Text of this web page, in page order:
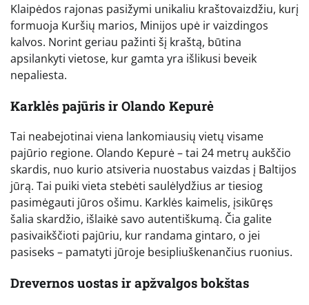
Klaipėdos rajonas pasižymi unikaliu kraštovaizdžiu, kurį
formuoja Kuršių marios, Minijos upė ir vaizdingos
kalvos. Norint geriau pažinti šį kraštą, būtina
apsilankyti vietose, kur gamta yra išlikusi beveik
nepaliesta.
Karklės pajūris ir Olando Kepurė
Tai neabejotinai viena lankomiausių vietų visame
pajūrio regione. Olando Kepurė – tai 24 metrų aukščio
skardis, nuo kurio atsiveria nuostabus vaizdas į Baltijos
jūrą. Tai puiki vieta stebėti saulėlydžius ar tiesiog
pasimėgauti jūros ošimu. Karklės kaimelis, įsikūręs
šalia skardžio, išlaikė savo autentiškumą. Čia galite
pasivaikščioti pajūriu, kur randama gintaro, o jei
pasiseks – pamatyti jūroje besipliuškenančius ruonius.
Drevernos uostas ir apžvalgos bokštas